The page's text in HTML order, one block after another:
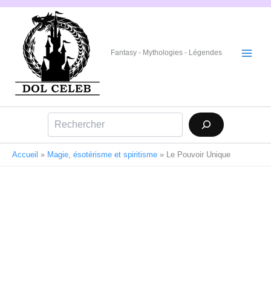
Aller
Fantasy - Mythologies - Légendes
Accueil » Magie, ésotérisme et spiritisme » Le Pouvoir Unique